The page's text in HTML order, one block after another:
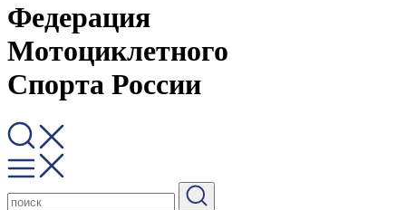
Федерация
Мотоциклетного
Спорта России